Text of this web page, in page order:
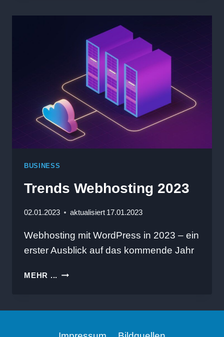
SYSTEMEN
BUSINESS
Trends Webhosting 2023
02.01.2023 aktualisiert 17.01.2023
Webhosting mit WordPress in 2023 – ein
erster Ausblick auf das kommende Jahr
MEHR ... TRENDS